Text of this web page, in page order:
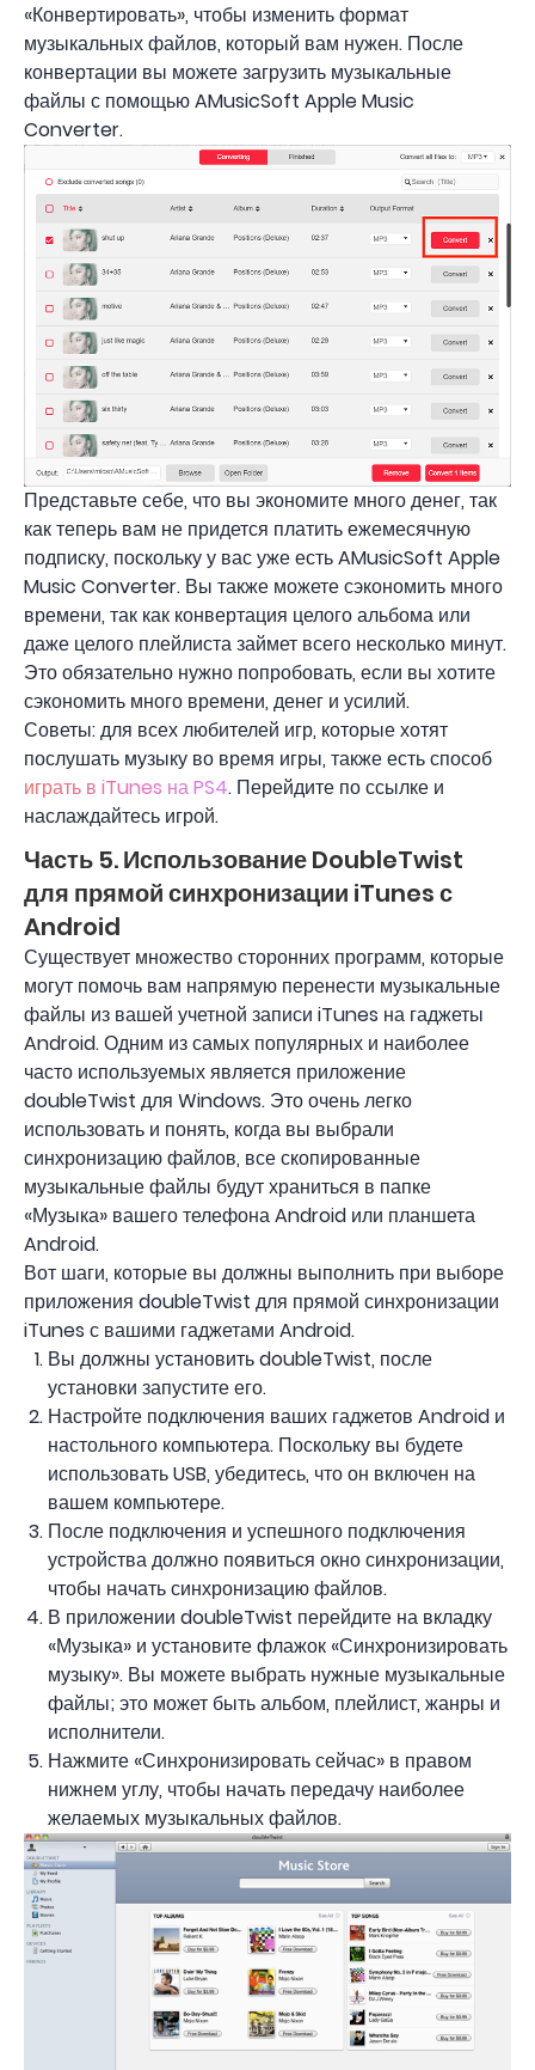
«Конвертировать», чтобы изменить формат
музыкальных файлов, который вам нужен. После
конвертации вы можете загрузить музыкальные
файлы с помощью AMusicSoft Apple Music
Converter.
Представьте себе, что вы экономите много денег, так
как теперь вам не придется платить ежемесячную
подписку, поскольку у вас уже есть AMusicSoft Apple
Music Converter. Вы также можете сэкономить много
времени, так как конвертация целого альбома или
даже целого плейлиста займет всего несколько минут.
Это обязательно нужно попробовать, если вы хотите
сэкономить много времени, денег и усилий.
Советы: для всех любителей игр, которые хотят
послушать музыку во время игры, также есть способ
играть в iTunes на PS4. Перейдите по ссылке и
наслаждайтесь игрой.
Часть 5. Использование DoubleTwist
для прямой синхронизации iTunes с
Android
Существует множество сторонних программ, которые
могут помочь вам напрямую перенести музыкальные
файлы из вашей учетной записи iTunes на гаджеты
Android. Одним из самых популярных и наиболее
часто используемых является приложение
doubleTwist для Windows. Это очень легко
использовать и понять, когда вы выбрали
синхронизацию файлов, все скопированные
музыкальные файлы будут храниться в папке
«Музыка» вашего телефона Android или планшета
Android.
Вот шаги, которые вы должны выполнить при выборе
приложения doubleTwist для прямой синхронизации
iTunes с вашими гаджетами Android.
Вы должны установить doubleTwist, после
установки запустите его.
Настройте подключения ваших гаджетов Android и
настольного компьютера. Поскольку вы будете
использовать USB, убедитесь, что он включен на
вашем компьютере.
После подключения и успешного подключения
устройства должно появиться окно синхронизации,
чтобы начать синхронизацию файлов.
В приложении doubleTwist перейдите на вкладку
«Музыка» и установите флажок «Синхронизировать
музыку». Вы можете выбрать нужные музыкальные
файлы; это может быть альбом, плейлист, жанры и
исполнители.
Нажмите «Синхронизировать сейчас» в правом
нижнем углу, чтобы начать передачу наиболее
желаемых музыкальных файлов.